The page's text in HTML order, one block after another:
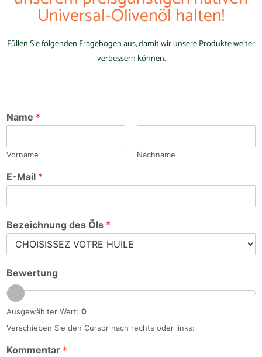
Universal-Olivenöl halten!
Füllen Sie folgenden Fragebogen aus, damit wir unsere Produkte weiter
verbessern können.
Name *
Vorname Nachname
E-Mail *
Bezeichnung des Öls *
Bewertung
Ausgewählter Wert: 0
Verschieben Sie den Cursor nach rechts oder links:
Kommentar *